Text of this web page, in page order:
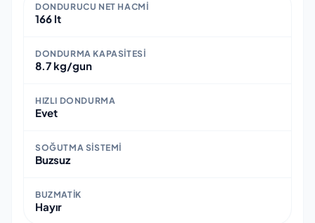
DONDURUCU NET HACMI
166 lt
DONDURMA KAPASITESI
8.7 kg/gun
HIZLI DONDURMA
Evet
SOĞUTMA SISTEMI
Buzsuz
BUZMATIK
Hayır